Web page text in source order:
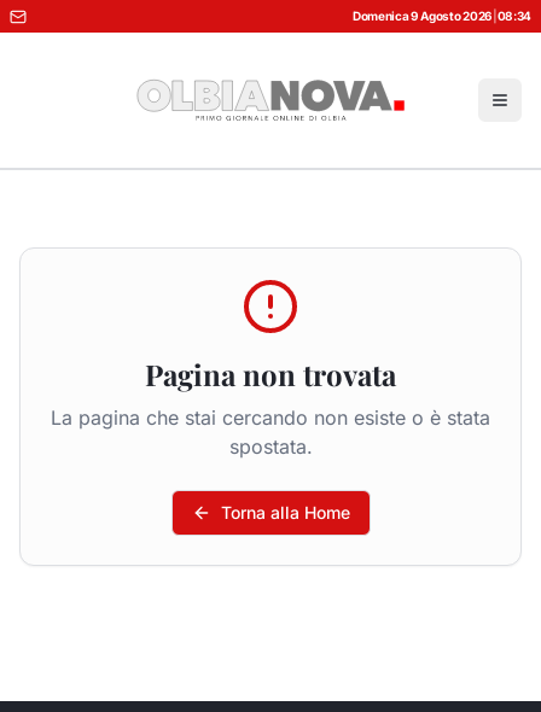
Domenica 9 Agosto 2026 08:34
Pagina non trovata
La pagina che stai cercando non esiste o è stata
spostata.
Torna alla Home